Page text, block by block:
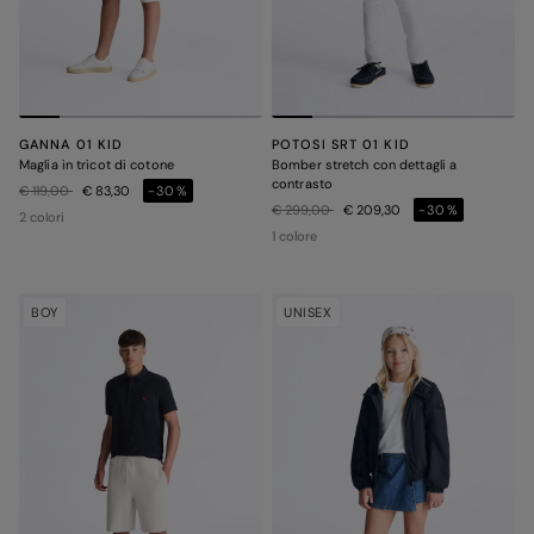
GANNA 01 KID
Maglia in tricot di cotone
Prezzo ridotto da
€ 119,00a € 83,30
-30%
2 colori
POTOSI SRT 01 KID
Bomber stretch con dettagli a
contrasto
Prezzo ridotto da
€ 299,00a € 209,30
-30%
1 colore
BOY UNISEX